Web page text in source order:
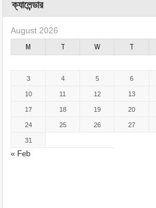
ক্যালেন্ডার
August 2026
M T W T
« Feb
3 4 5 6
10 11 12 13
17 18 19 20
24 25 26 27
31